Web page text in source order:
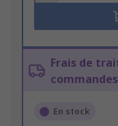
Frais de
En stock